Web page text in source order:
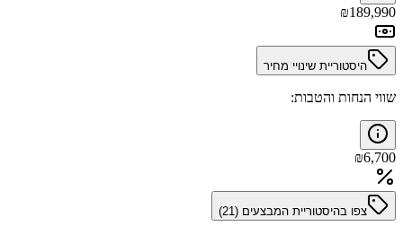
₪189,990
היסטוריית שינויי מחיר
שווי הנחות והטבות:
₪6,700
צפו בהיסטוריית המבצעים (21
)